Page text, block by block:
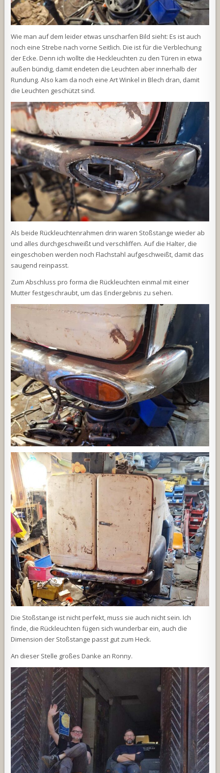
Wie man auf dem leider etwas unscharfen Bild sieht: Es ist auch
noch eine Strebe nach vorne Seitlich. Die ist für die Verblechung
der Ecke. Denn ich wollte die Heckleuchten zu den Türen in etwa
außen bündig, damit endeten die Leuchten aber innerhalb der
Rundung. Also kam da noch eine Art Winkel in Blech dran, damit
die Leuchten geschützt sind.
Als beide Rückleuchtenrahmen drin waren Stoßstange wieder ab
und alles durchgeschweißt und verschliffen. Auf die Halter, die
eingeschoben werden noch Flachstahl aufgeschweißt, damit das
saugend reinpasst.
Zum Abschluss pro forma die Rückleuchten einmal mit einer
Mutter festgeschraubt, um das Endergebnis zu sehen.
Die Stoßstange ist nicht perfekt, muss sie auch nicht sein. Ich
finde, die Rückleuchten fügen sich wunderbar ein, auch die
Dimension der Stoßstange passt gut zum Heck.
An dieser Stelle großes Danke an Ronny.